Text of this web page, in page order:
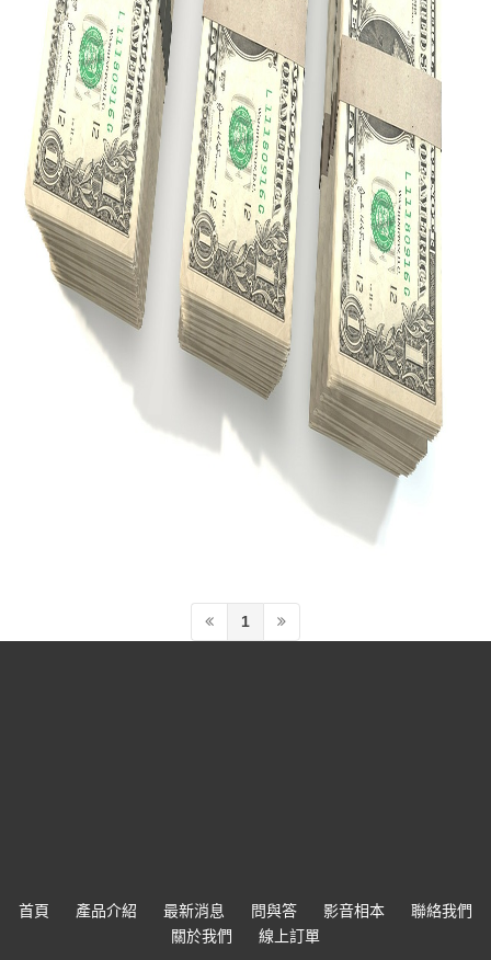
1
首頁 產品介紹 最新消息 問與答 影音相本
聯絡我們
關於我們
線上訂單